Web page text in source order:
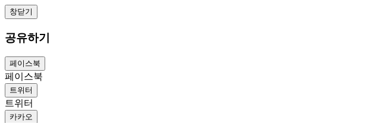
창닫기
공유하기
페이스북
페이스북
트위터
트위터
카카오